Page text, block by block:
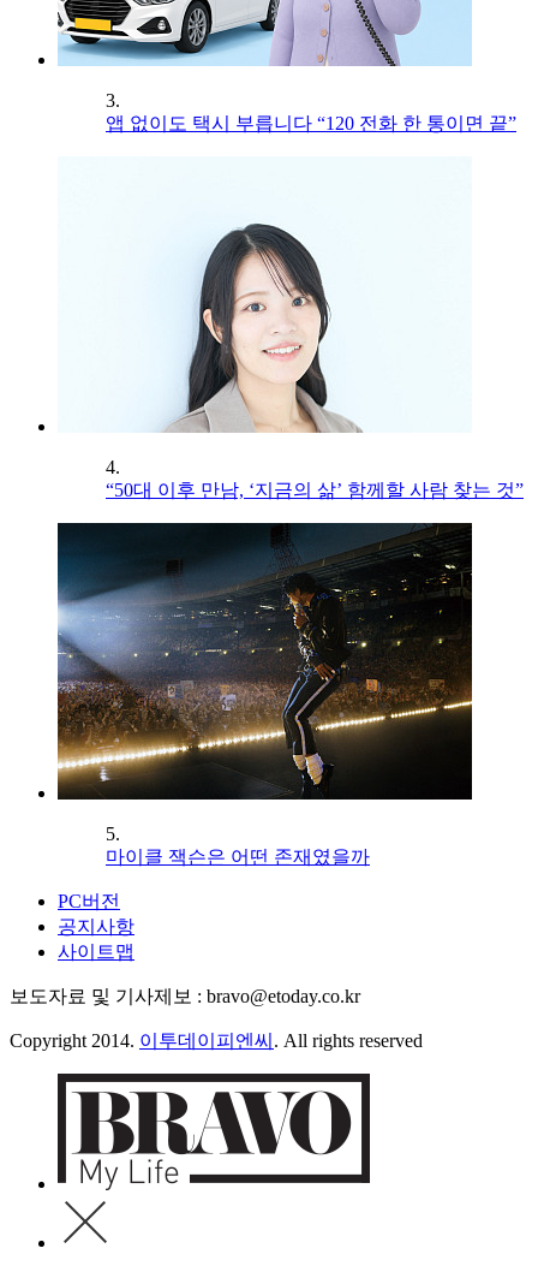
3.
앱 없이도 택시 부릅니다 “120 전화 한 통이면 끝”
4.
“50대 이후 만남, ‘지금의 삶’ 함께할 사람 찾는 것”
5.
마이클 잭슨은 어떤 존재였을까
PC버전
공지사항
사이트맵
보도자료 및 기사제보 : bravo@etoday.co.kr
Copyright 2014. 이투데이피엔씨 . All rights reserved